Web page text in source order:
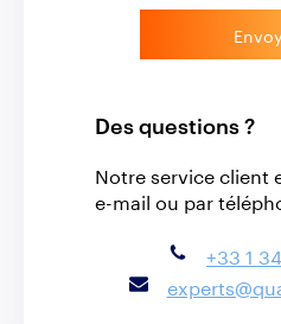
Des questions ?
Notre service client
e-mail ou par
+33 1